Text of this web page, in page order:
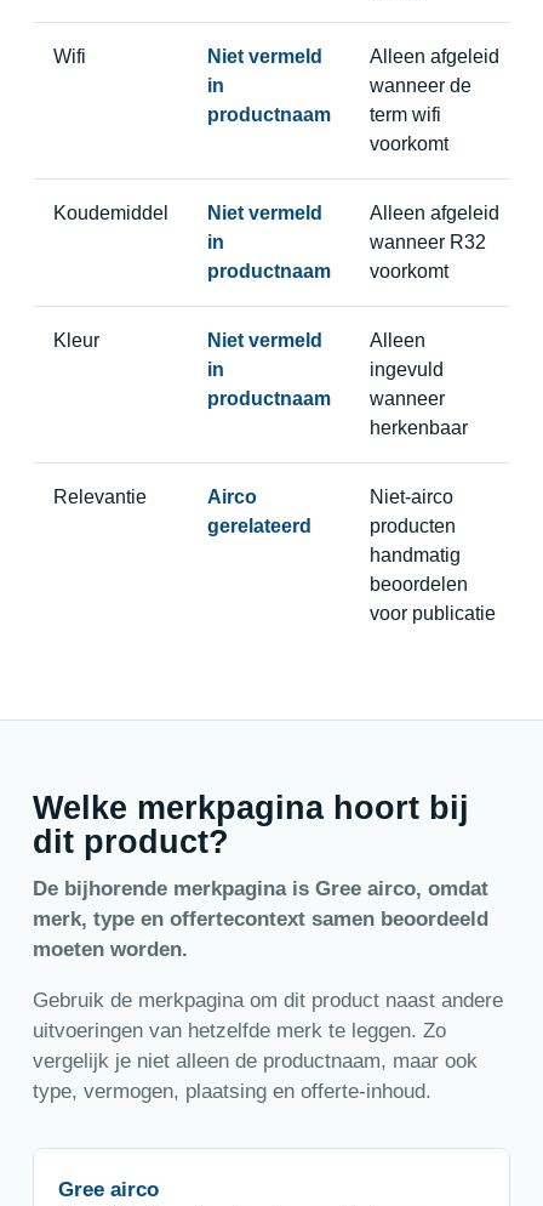
Wifi
Niet vermeld
in
productnaam
Alleen afgeleid
wanneer de
term wifi
voorkomt
Koudemiddel
Niet vermeld
in
productnaam
Alleen afgeleid
wanneer R32
voorkomt
Kleur
Niet vermeld
in
productnaam
Alleen
ingevuld
wanneer
herkenbaar
Relevantie
Airco
gerelateerd
Niet-airco
producten
handmatig
beoordelen
voor publicatie
Welke merkpagina hoort bij
dit product?
De bijhorende merkpagina is Gree airco, omdat
merk, type en offertecontext samen beoordeeld
moeten worden.
Gebruik de merkpagina om dit product naast andere
uitvoeringen van hetzelfde merk te leggen. Zo
vergelijk je niet alleen de productnaam, maar ook
type, vermogen, plaatsing en offerte-inhoud.
Gree airco